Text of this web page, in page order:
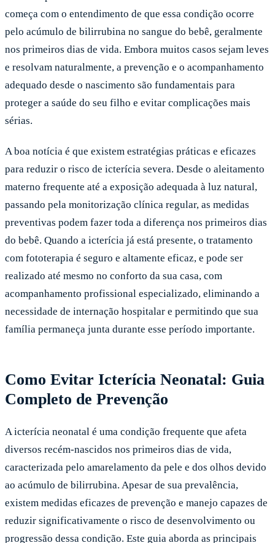
começa com o entendimento de que essa condição ocorre
pelo acúmulo de bilirrubina no sangue do bebê, geralmente
nos primeiros dias de vida. Embora muitos casos sejam leves
e resolvam naturalmente, a prevenção e o acompanhamento
adequado desde o nascimento são fundamentais para
proteger a saúde do seu filho e evitar complicações mais
sérias.
A boa notícia é que existem estratégias práticas e eficazes
para reduzir o risco de icterícia severa. Desde o aleitamento
materno frequente até a exposição adequada à luz natural,
passando pela monitorização clínica regular, as medidas
preventivas podem fazer toda a diferença nos primeiros dias
do bebê. Quando a icterícia já está presente, o tratamento
com fototerapia é seguro e altamente eficaz, e pode ser
realizado até mesmo no conforto da sua casa, com
acompanhamento profissional especializado, eliminando a
necessidade de internação hospitalar e permitindo que sua
família permaneça junta durante esse período importante.
Como Evitar Icterícia Neonatal: Guia
Completo de Prevenção
A icterícia neonatal é uma condição frequente que afeta
diversos recém-nascidos nos primeiros dias de vida,
caracterizada pelo amarelamento da pele e dos olhos devido
ao acúmulo de bilirrubina. Apesar de sua prevalência,
existem medidas eficazes de prevenção e manejo capazes de
reduzir significativamente o risco de desenvolvimento ou
progressão dessa condição. Este guia aborda as principais